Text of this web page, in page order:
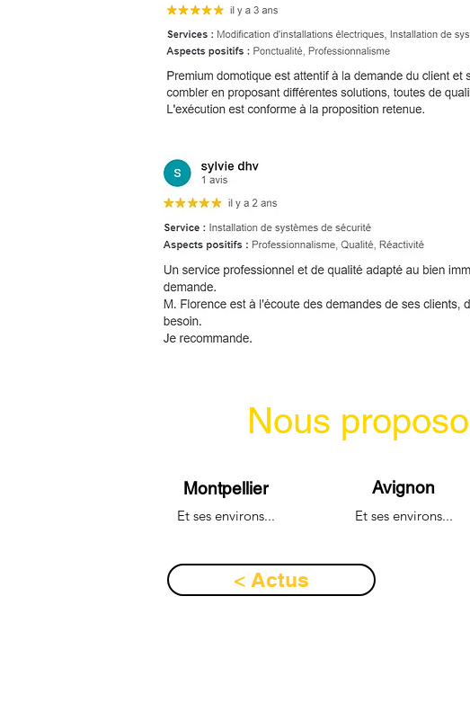
Nous
Montpellier
Et ses environs...
Avignon
Et ses environs...
< Actus